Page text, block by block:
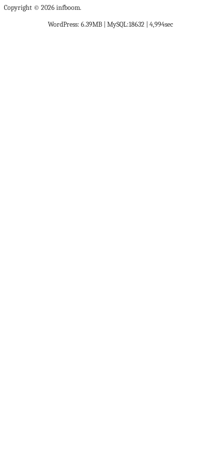
Copyright © 2026 infboom.
WordPress: 6.39MB | MySQL:18632 | 4,994sec